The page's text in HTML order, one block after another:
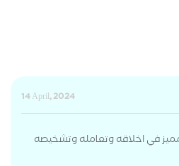
14 April, 2024
في اخلاقه وتعامله وتشخيصه